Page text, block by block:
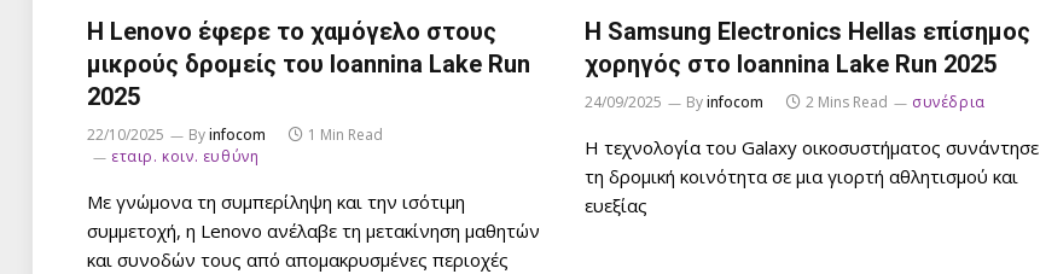
Η Lenovo έφερε το χαμόγελο στους
μικρούς δρομείς του Ioannina Lake Run
2025
22/10/2025 Byinfocom
1 Min Read
εταιρ. κοιν. ευθύνη
Με γνώμονα τη συμπερίληψη και την ισότιμη
συμμετοχή, η Lenovo ανέλαβε τη μετακίνηση μαθητών
και συνοδών τους από απομακρυσμένες περιοχές
Η Samsung Electronics Hellas επίσημος
χορηγός στο Ioannina Lake Run 2025
24/09/2025 Byinfocom 2 Mins Read συνέδρια
Η τεχνολογία του Galaxy οικοσυστήματος συνάντησε
τη δρομική κοινότητα σε μια γιορτή αθλητισμού και
ευεξίας